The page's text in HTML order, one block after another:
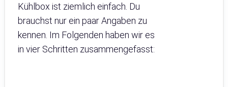
Kühlbox ist ziemlich einfach. Du
brauchst nur ein paar Angaben zu
kennen. Im Folgenden haben wir es
in vier Schritten zusammengefasst: